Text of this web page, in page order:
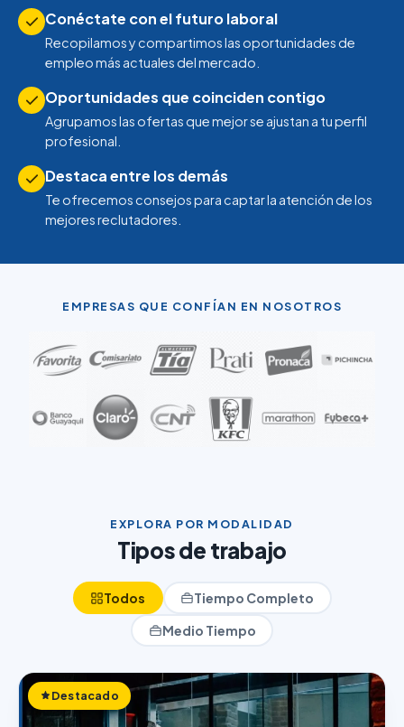
Conéctate con el futuro laboral
Recopilamos y compartimos las oportunidades de
empleo más actuales del mercado.
Oportunidades que coinciden contigo
Agrupamos las ofertas que mejor se ajustan a tu perfil
profesional.
Destaca entre los demás
Te ofrecemos consejos para captar la atención de los
mejores reclutadores.
EMPRESAS QUE CONFÍAN EN NOSOTROS
EXPLORA POR MODALIDAD
Tipos de trabajo
Todos
Tiempo Completo
Medio Tiempo
Destacado